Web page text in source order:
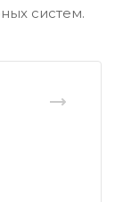
систем.